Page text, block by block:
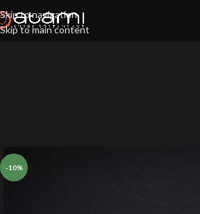
Skip to navigation
Skip to main content
-10%